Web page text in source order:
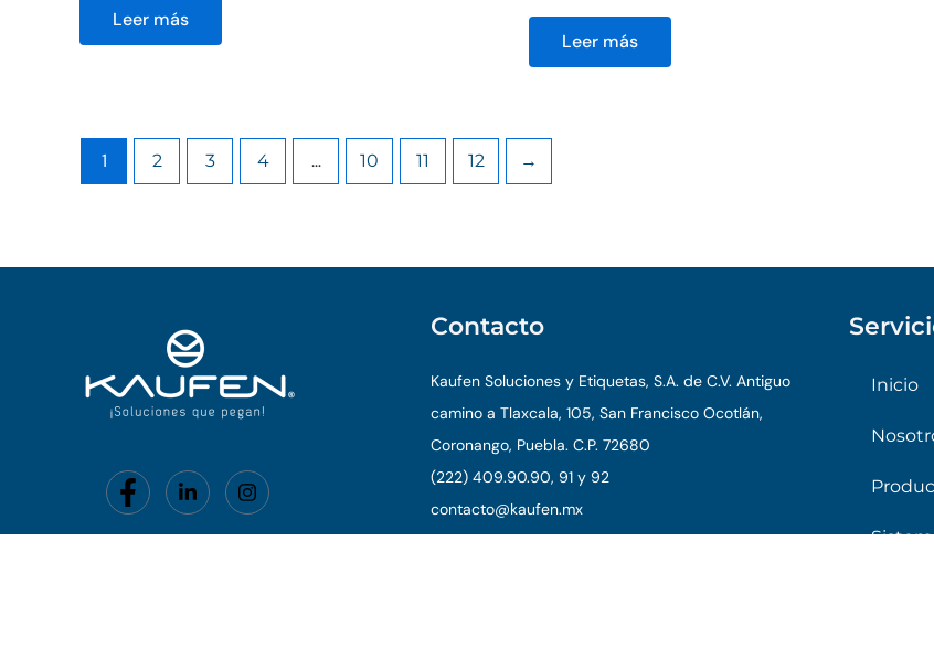
Leer más
Leer más
1 2 3 4 … 10 11 12 →
Contacto
Kaufen Soluciones y Etiquetas, S.A. de C.V. Antiguo
camino a Tlaxcala, 105, San Francisco Ocotlán,
Coronango, Puebla. C.P. 72680
(222) 409.90.90, 91 y 92
contacto@kaufen.mx
Inicio